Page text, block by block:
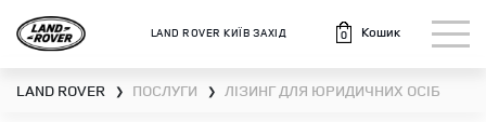
LAND ROVER КИЇВ ЗАХІД 0 Кошик
LAND ROVER ❯ ПОСЛУГИ ❯ ЛІЗИНГ ДЛЯ ЮРИДИЧНИХ ОСІБ